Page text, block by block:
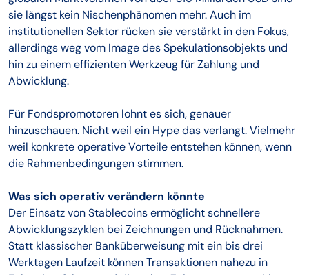
sie längst kein Nischenphänomen mehr. Auch im
institutionellen Sektor rücken sie verstärkt in den Fokus,
allerdings weg vom Image des Spekulationsobjekts und
hin zu einem effizienten Werkzeug für Zahlung und
Abwicklung.
Für Fondspromotoren lohnt es sich, genauer
hinzuschauen. Nicht weil ein Hype das verlangt. Vielmehr
weil konkrete operative Vorteile entstehen können, wenn
die Rahmenbedingungen stimmen.
Was sich operativ verändern könnte
Der Einsatz von Stablecoins ermöglicht schnellere
Abwicklungszyklen bei Zeichnungen und Rücknahmen.
Statt klassischer Banküberweisung mit ein bis drei
Werktagen Laufzeit können Transaktionen nahezu in